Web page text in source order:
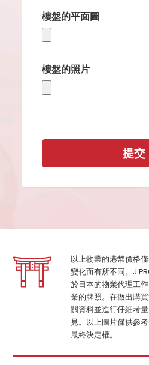
樓盤的平面圖
樓盤的照片
提交
以上物業的港幣價格
變化而有所不同。J
於日本的物業代理工
業的牌照。在做出購
關資料並進行仔細考
見。以上圖片僅供參
最終決定權。